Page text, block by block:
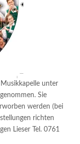
unter
Sie
werden (bei
richten
Lieser Tel. 0761